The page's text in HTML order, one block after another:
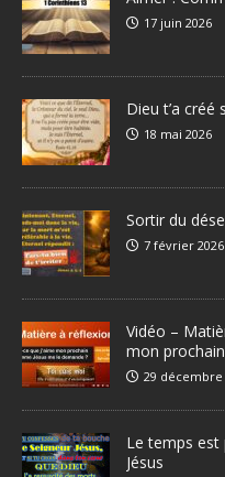
17 juin 2026
Dieu t’a créé
18 mai 2026
Sortir du
7 février 2026
Vidéo –
mon
29 décembre
Le temps est
Jésus